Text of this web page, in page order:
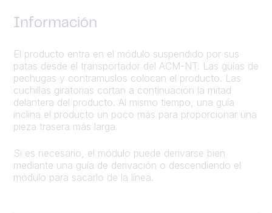
Información
El producto entra en el módulo suspendido por sus
patas desde el transportador del ACM-NT. Las guías de
pechugas y contramuslos colocan el producto. Las
cuchillas giratorias cortan a continuación la mitad
delantera del producto. Al mismo tiempo, una guía
inclina el producto un poco más para proporcionar una
pieza trasera más larga.
Si es necesario, el módulo puede derivarse bien
mediante una guía de derivación o descendiendo el
módulo para sacarlo de la línea.